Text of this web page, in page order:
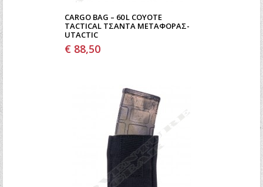
CARGO BAG – 60 L COYOTE
TACTICAL ΤΣΆΝΤΑ ΜΕΤΑΦΟΡΆΣ-
UTACTIC
€ 88,50